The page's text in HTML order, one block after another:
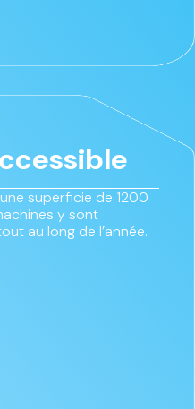
superficie de 1200
y sont
au long de l’année.